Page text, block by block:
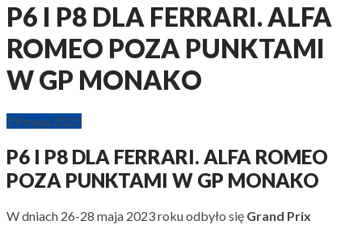
P6 I P8 DLA FERRARI. ALFA
ROMEO POZA PUNKTAMI
W GP MONAKO
29 maja 2023
P6 I P8 DLA FERRARI. ALFA ROMEO
POZA PUNKTAMI W GP MONAKO
W dniach 26-28 maja 2023 roku odbyło się Grand Prix